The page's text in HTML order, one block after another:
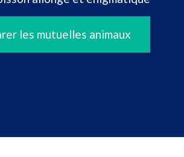
les mutuelles animaux